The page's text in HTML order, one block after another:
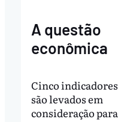
A questão
econômica
Cinco indicadores
são levados em
consideração para